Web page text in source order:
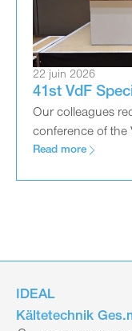
22 juin 2026
41st VdF
Our colleagues
conference of the
Read more
IDEAL
Kältetechnik